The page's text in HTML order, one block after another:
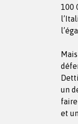
100
un
et